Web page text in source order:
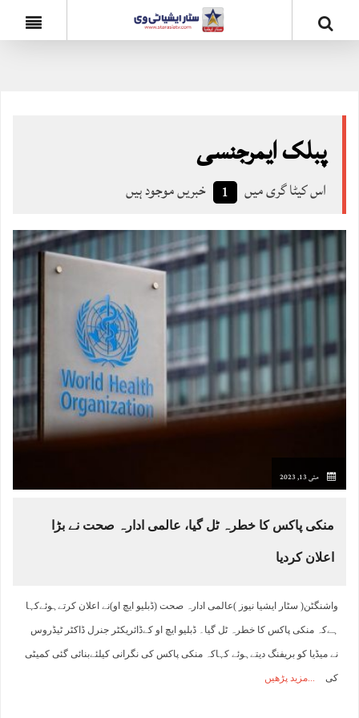
پبلک ایمرجنسی
اس کیٹا گری میں 1 خبریں موجود ہیں
مئی 13, 2023
منکی پاکس کا خطرہ ٹل گیا، عالمی ادارہ صحت نے بڑا
اعلان کردیا
واشنگٹن( سٹار ایشیا نیوز )عالمی ادارہ صحت (ڈبلیو ایچ او)نے اعلان کرتےہوئےکہا
ہےکہ منکی پاکس کا خطرہ ٹل گیا۔ ڈبلیو ایچ او کےڈائریکٹر جنرل ڈاکٹر ٹیڈروس
نے میڈیا کو بریفنگ دیتےہوئے کہاکہ منکی پاکس کی نگرانی کیلئےبنائی گئی کمیٹی
کی مزید پڑھیں